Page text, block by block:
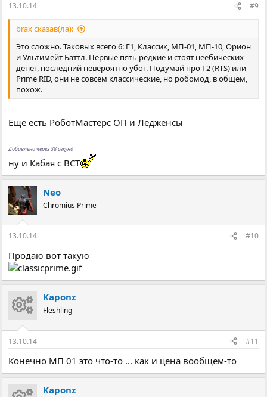
13.10.14 #9
brax сказав(ла):
Это сложно. Таковых всего 6: Г1, Классик, МП-01, МП-10, Орион
и Ультимейт Баттл. Первые пять редкие и стоят неебических
денег, последний невероятно убог. Подумай про Г2 (RTS) или
Prime RID, они не совсем классические, но робомод, в общем,
похож.
Еще есть РоботМастерс ОП и Ледженсы
Добавлено через 38 секунд
ну и Кабая с ВСТ
Neo
Chromius Prime
13.10.14 #10
Продаю вот такую
Kaponz
Fleshling
13.10.14 #11
Конечно МП 01 это что-то ... как и цена вообщем-то
Kaponz